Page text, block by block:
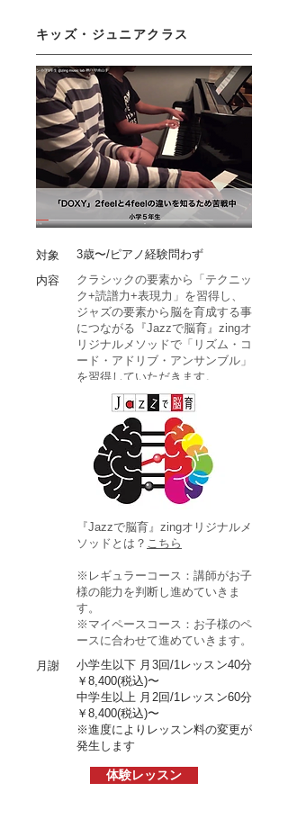
キッズ・ジュニアクラス
対象
内容
​3歳〜/ピアノ経験問わず
クラシックの要素から「テクニッ
ク+読譜力+表現力」を習得し、
ジャズの要素から脳を育成する事
につながる『Jazzで脳育』zingオ
リジナルメソッドで「リズム・コ
ード・アドリブ・アンサンブル」
を習得していただきます。
『Jazzで脳育』zingオリジナルメ
ソッドとは？ こちら
※レギュラーコース：講師がお子
様の能力を判断し進めていきま
す。
※マイペースコース：お子様のペ
ースに合わせて進めていきます。
月謝
​小学生以下 月3回/1レッスン40分
￥8,400(税込)〜
​中学生以上 月2回/1レッスン60分
￥8,400(税込)〜
※進度によりレッスン料の変更が
発生します
体験レッスン